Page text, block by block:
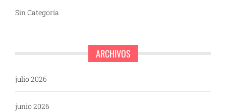
Sin Categoría
ARCHIVOS
julio 2026
junio 2026